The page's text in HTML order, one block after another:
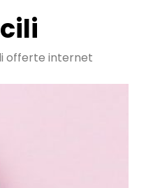
offerte internet